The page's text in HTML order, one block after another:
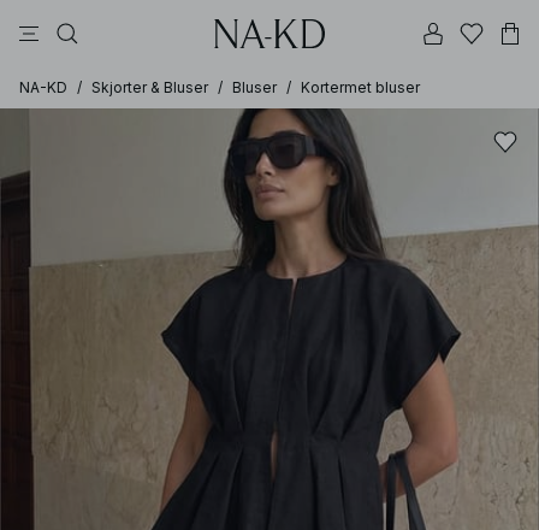
NA-KD / Skjorter & Bluser / Bluser / Kortermet bluser